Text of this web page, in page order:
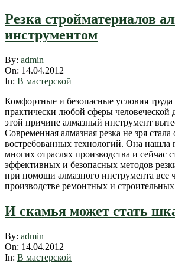
Резка стройматериалов
инструментом
2012-
04-
14
By: admin
On: 14.04.2012
In: В мастерской
Комфортные и безопасные условия труда
практически любой сферы человеческой
этой причине алмазный инструмент
Современная алмазная резка не зря
востребованных технологий. Она нашла
многих отраслях производства и сейчас
эффективных и безопасных методов
при помощи алмазного инструмента все
производстве ремонтных и строительных
И скамья может стать
2012-
04-
14
By: admin
On: 14.04.2012
In: В мастерской